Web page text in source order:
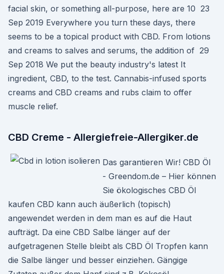
facial skin, or something all-purpose, here are 10 23
Sep 2019 Everywhere you turn these days, there
seems to be a topical product with CBD. From lotions
and creams to salves and serums, the addition of 29
Sep 2018 We put the beauty industry's latest It
ingredient, CBD, to the test. Cannabis-infused sports
creams and CBD creams and rubs claim to offer
muscle relief.
CBD Creme - Allergiefreie-Allergiker.de
Das garantieren Wir! CBD Öl
- Greendom.de – Hier können
Sie ökologisches CBD Öl
kaufen CBD kann auch äußerlich (topisch)
angewendet werden in dem man es auf die Haut
aufträgt. Da eine CBD Salbe länger auf der
aufgetragenen Stelle bleibt als CBD Öl Tropfen kann
die Salbe länger und besser einziehen. Gängige